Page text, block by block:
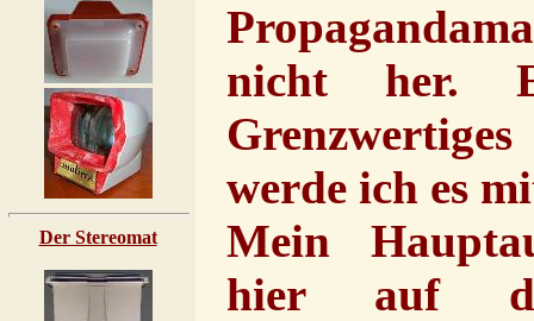
Der Stereomat
nicht her.
werde ich es
Mein
hier auf